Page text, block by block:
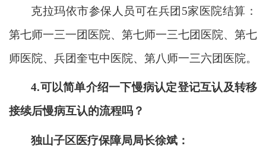
克拉玛依市参保人员可在兵团 5家医院结算：
第七师一三一团医院、第七师一三七团医院、第七
师医院、兵团奎屯中医院、第八师一三六团医院。
4.可以简单介绍一下慢病认定登记互认及转移
接续后慢病互认的流程吗？
独山子区医疗保障局局长徐斌：